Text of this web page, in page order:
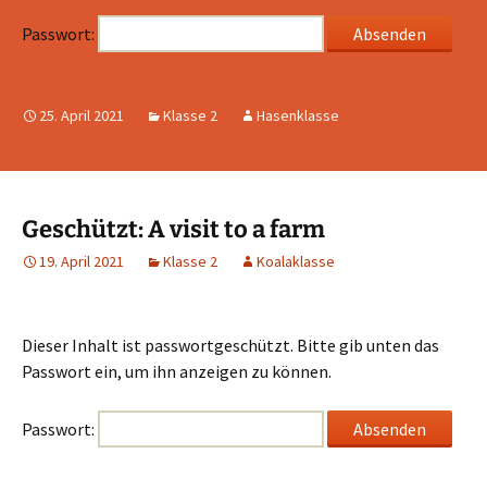
Passwort:
25. April 2021 Klasse 2 Hasenklasse
Geschützt: A visit to a farm
19. April 2021 Klasse 2 Koalaklasse
Dieser Inhalt ist passwortgeschützt. Bitte gib unten das
Passwort ein, um ihn anzeigen zu können.
Passwort: